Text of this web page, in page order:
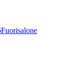
Fuorisalone